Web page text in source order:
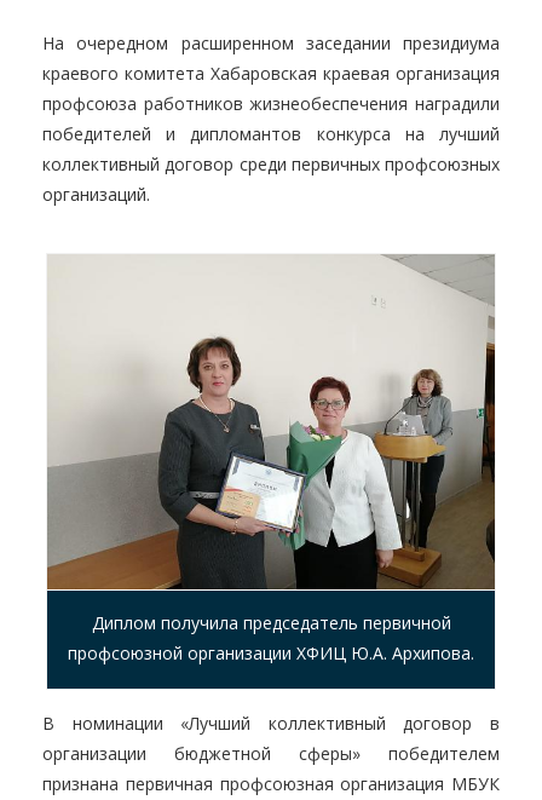
На очередном расширенном заседании президиума
краевого комитета Хабаровская краевая организация
профсоюза работников жизнеобеспечения наградили
победителей и дипломантов конкурса на лучший
коллективный договор среди первичных профсоюзных
организаций.
Диплом получила председатель первичной
профсоюзной организации ХФИЦ Ю.А. Архипова.
В номинации «Лучший коллективный договор в
организации бюджетной сферы» победителем
признана первичная профсоюзная организация МБУК